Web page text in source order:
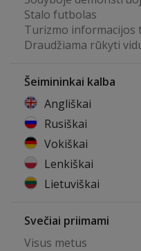
Stalo futbolas
Turizmo informacijos
Draudžiama rūkyti
Šeimininkai kalba
Angliškai
Rusiškai
Vokiškai
Lenkiškai
Lietuviškai
Svečiai priimami
Visus metus